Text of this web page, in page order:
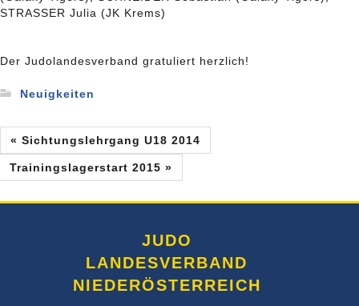
STRASSER Julia (JK Krems)
Der Judolandesverband gratuliert herzlich!
Neuigkeiten
« Sichtungslehrgang U18 2014
Trainingslagerstart 2015 »
JUDO
LANDESVERBAND
NIEDERÖSTERREICH